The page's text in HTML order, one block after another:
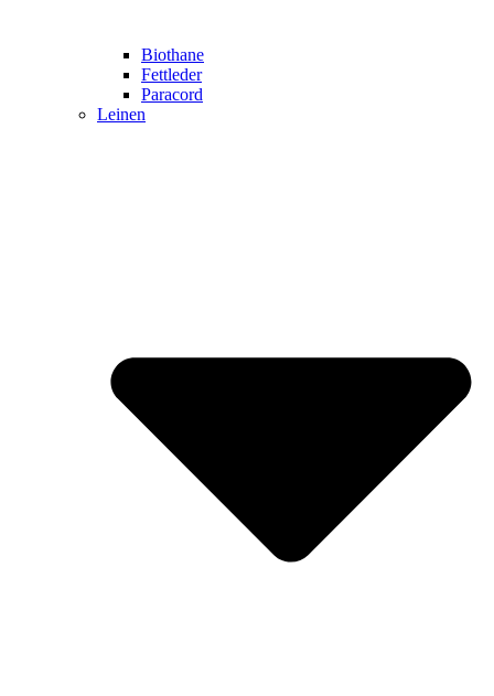
Biothane
Fettleder
Paracord
Leinen